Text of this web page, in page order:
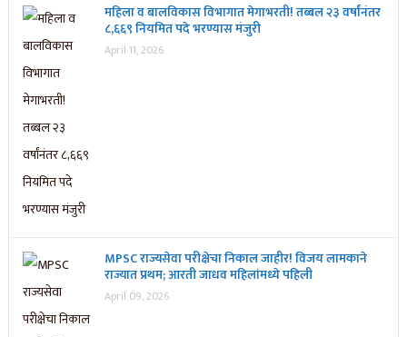
महिला व बालविकास विभागात मेगाभरती! तब्बल २३ वर्षांनंतर
८,६६९ नियमित पदे भरण्यास मंजुरी
April 11, 2026
MPSC राज्यसेवा परीक्षेचा निकाल जाहीर! विजय लामकाने
राज्यात प्रथम; आरती जाधव महिलांमध्ये पहिली
April 09, 2026